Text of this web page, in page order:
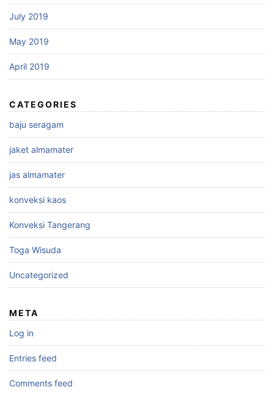
July 2019
May 2019
April 2019
CATEGORIES
baju seragam
jaket almamater
jas almamater
konveksi kaos
Konveksi Tangerang
Toga Wisuda
Uncategorized
META
Log in
Entries feed
Comments feed